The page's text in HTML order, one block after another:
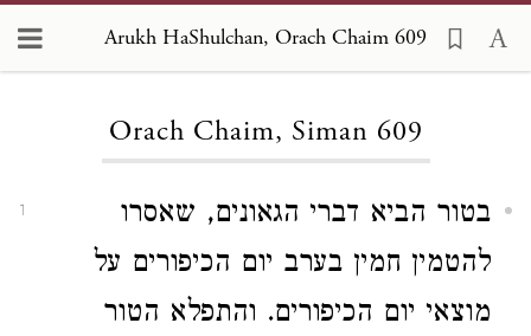
Arukh HaShulchan, Orach Chaim 609
Orach Chaim, Siman 609
1
בטור הביא דברי הגאונים, שאסרו
להטמין חמין בערב יום הכיפורים על
מוצאי יום הכיפורים. והתפלא הטור